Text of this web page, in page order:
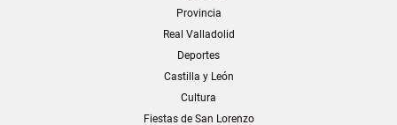
Provincia
Real Valladolid
Deportes
Castilla y León
Cultura
Fiestas de San Lorenzo